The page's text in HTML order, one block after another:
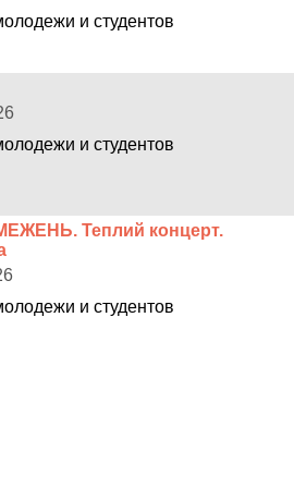
и студентов
и студентов
Теплий концерт.
и студентов